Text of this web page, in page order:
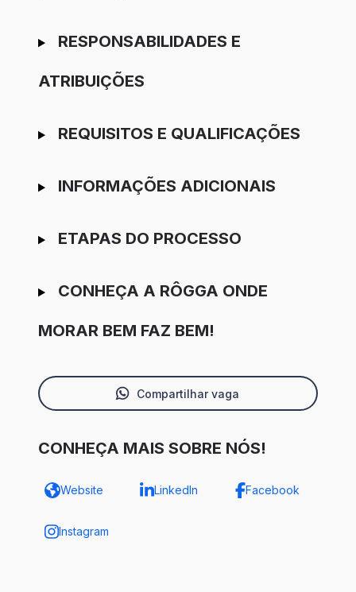
RESPONSABILIDADES E
ATRIBUIÇÕES
REQUISITOS E QUALIFICAÇÕES
INFORMAÇÕES ADICIONAIS
ETAPAS DO PROCESSO
CONHEÇA A RÔGGA ONDE
MORAR BEM FAZ BEM!
Compartilhar vaga
CONHEÇA MAIS SOBRE NÓS!
Website LinkedIn Facebook
Instagram